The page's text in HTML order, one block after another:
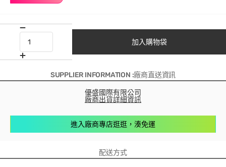
加入購物袋
SUPPLIER INFORMATION :廠商直送資訊
優盛國際有限公司
廠商出貨詳細資訊
進入廠商專店逛逛，湊免運
配送方式